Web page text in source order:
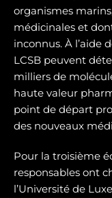
organismes
médicinales et
inconnus. À l’aide
LCSB peuvent
milliers de
haute valeur
point de départ
des nouveaux
Pour la troisième
responsables ont
l’Université de